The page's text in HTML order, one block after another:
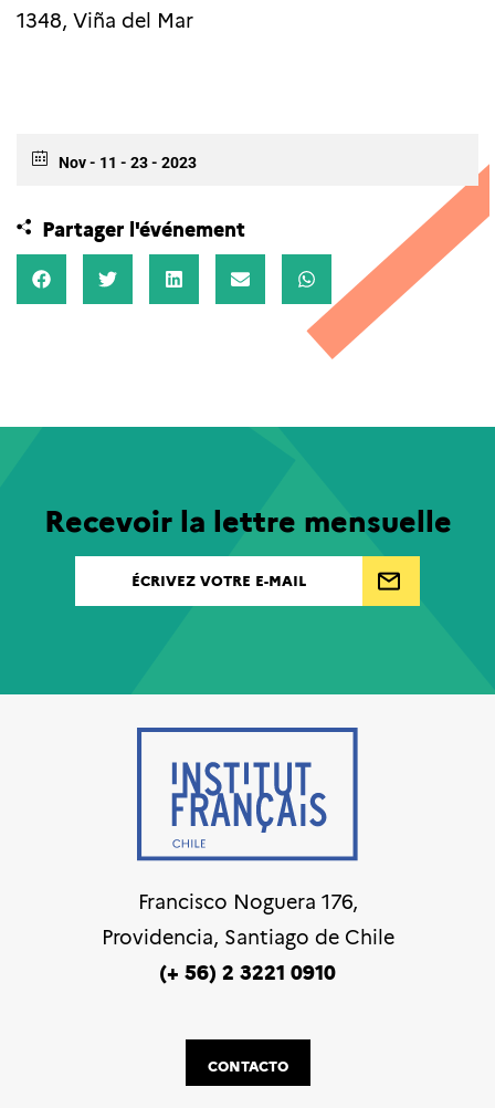
1348, Viña del Mar
Nov - 11 - 23 - 2023
Partager l'événement
Recevoir la lettre mensuelle
Francisco Noguera 176,
Providencia, Santiago de Chile
(+ 56) 2 3221 0910
CONTACTO